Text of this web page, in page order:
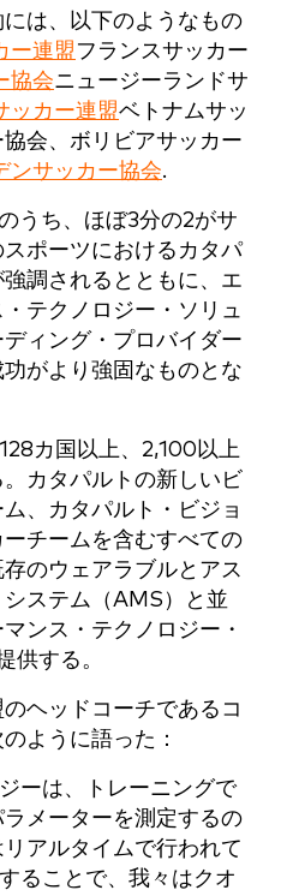
は、以下のようなもの
ー連盟 フランスサッカー
協会ニュージーランドサ
ッカー連盟ベトナムサッ
会、ボリビアサッカー
ンサッカー協会.
うち、ほぼ3分の2がサ
ポーツにおけるカタパ
調されるとともに、エ
テクノロジー・ソリュ
ィング・プロバイダー
がより強固なものとな
カ国以上、2,100以上
カタパルトの新しいビ
、カタパルト・ビジョ
チームを含むすべての
のウェアラブルとアス
ステム（AMS）と並
ンス・テクノロジー・
供する。
ヘッドコーチであるコ
ように語った：
ーは、トレーニングで
メーターを測定するの
アルタイムで行われて
ることで、我々はクオ